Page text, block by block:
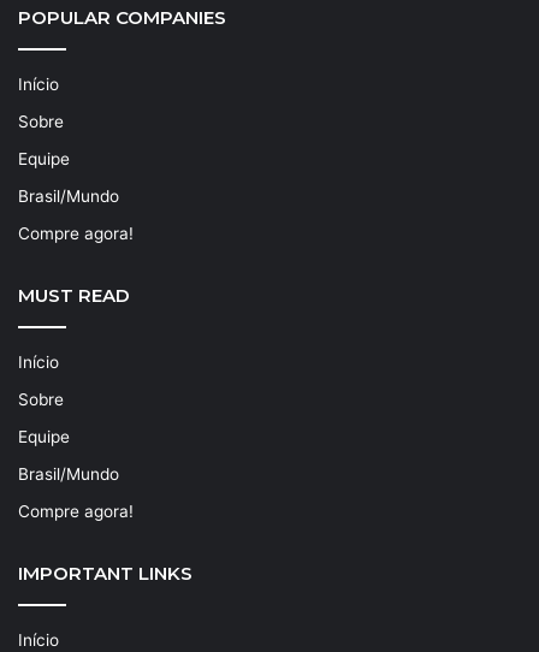
POPULAR COMPANIES
Início
Sobre
Equipe
Brasil/Mundo
Compre agora!
MUST READ
Início
Sobre
Equipe
Brasil/Mundo
Compre agora!
IMPORTANT LINKS
Início